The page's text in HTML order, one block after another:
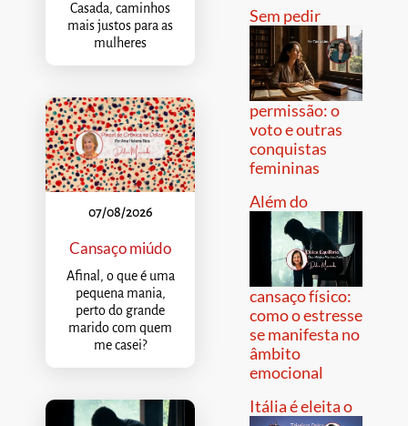
Casada, caminhos
mais justos para as
mulheres
07/08/2026
Cansaço miúdo
Afinal, o que é uma
pequena mania,
perto do grande
marido com quem
me casei?
Sem pedir
permissão: o
voto e outras
conquistas
femininas
Além do
cansaço físico:
como o estresse
se manifesta no
âmbito
emocional
Itália é eleita o